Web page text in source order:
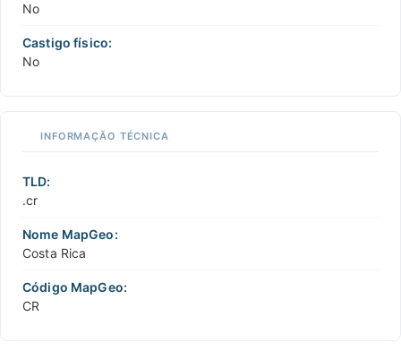
No
Castigo físico:
No
INFORMAÇÃO TÉCNICA
TLD:
.cr
Nome MapGeo:
Costa Rica
Código MapGeo:
CR